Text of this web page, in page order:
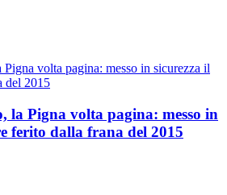
la Pigna volta pagina: messo in
ferito dalla frana del 2015